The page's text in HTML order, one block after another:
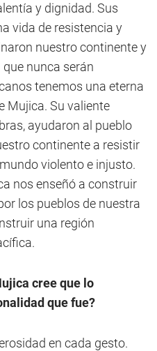
y dignidad. Sus
vida de resistencia y
nuestro continente y
nunca serán
tenemos una eterna
Mujica. Su valiente
ayudaron al pueblo
continente a resistir
violento e injusto.
nos enseñó a construir
los pueblos de nuestra
una región
cree que lo
que fue?
en cada gesto.